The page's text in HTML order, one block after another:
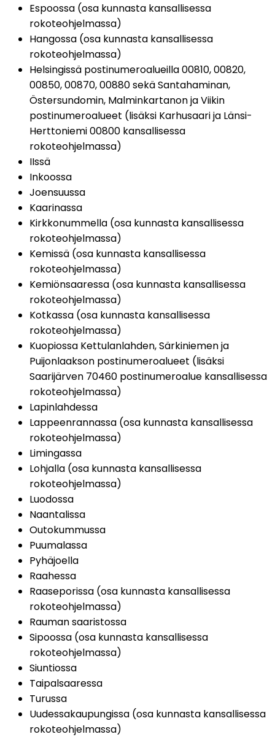
Espoossa (osa kunnasta kansallisessa
rokoteohjelmassa)
Hangossa (osa kunnasta kansallisessa
rokoteohjelmassa)
Helsingissä postinumeroalueilla 00810, 00820,
00850, 00870, 00880 sekä Santahaminan,
Östersundomin, Malminkartanon ja Viikin
postinumeroalueet (lisäksi Karhusaari ja Länsi-
Herttoniemi 00800 kansallisessa
rokoteohjelmassa)
IIssä
Inkoossa
Joensuussa
Kaarinassa
Kirkkonummella (osa kunnasta kansallisessa
rokoteohjelmassa)
Kemissä (osa kunnasta kansallisessa
rokoteohjelmassa)
Kemiönsaaressa (osa kunnasta kansallisessa
rokoteohjelmassa)
Kotkassa (osa kunnasta kansallisessa
rokoteohjelmassa)
Kuopiossa Kettulanlahden, Särkiniemen ja
Puijonlaakson postinumeroalueet (lisäksi
Saarijärven 70460 postinumeroalue kansallisessa
rokoteohjelmassa)
Lapinlahdessa
Lappeenrannassa (osa kunnasta kansallisessa
rokoteohjelmassa)
Limingassa
Lohjalla (osa kunnasta kansallisessa
rokoteohjelmassa)
Luodossa
Naantalissa
Outokummussa
Puumalassa
Pyhäjoella
Raahessa
Raaseporissa (osa kunnasta kansallisessa
rokoteohjelmassa)
Rauman saaristossa
Sipoossa (osa kunnasta kansallisessa
rokoteohjelmassa)
Siuntiossa
Taipalsaaressa
Turussa
Uudessakaupungissa (osa kunnasta kansallisessa
rokoteohjelmassa)